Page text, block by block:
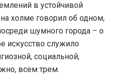
в устойчивой
холме говорил об одном,
шумного города – о
искусство служило
социальной,
всем трем.